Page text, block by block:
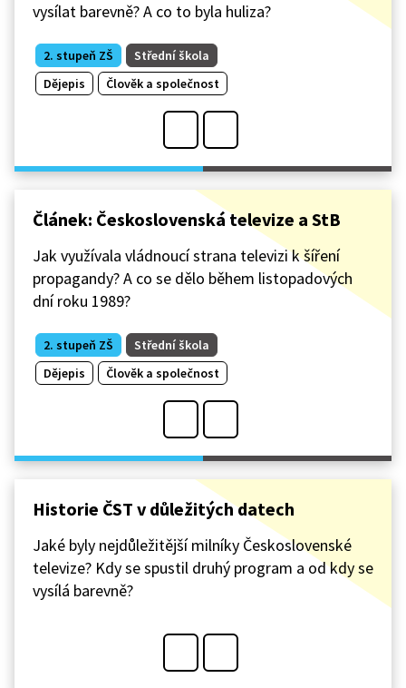
vysílat barevně? A co to byla huliza?
2. stupeň ZŠ
Střední škola
Dějepis
Člověk a společnost
Článek: Československá televize a StB
Jak využívala vládnoucí strana televizi k šíření
propagandy? A co se dělo během listopadových
dní roku 1989?
2. stupeň ZŠ
Střední škola
Dějepis
Člověk a společnost
Historie ČST v důležitých datech
Jaké byly nejdůležitější milníky Československé
televize? Kdy se spustil druhý program a od kdy se
vysílá barevně?